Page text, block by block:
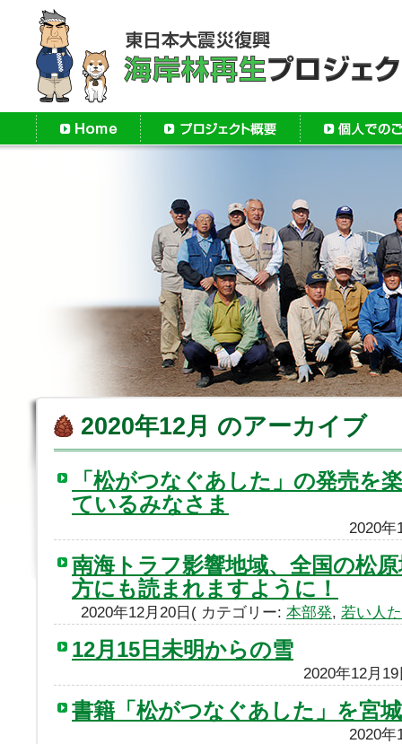
2020年12月 のアーカイブ
「松がつなぐあした」の発売を
ているみなさま
2020
南海トラフ影響地域、全国の松
方にも読まれますように！
2020年12月20日( カテゴリー: 本部発, 若い人
12月15日未明からの雪
2020年12月
書籍「松がつなぐあした」を宮
2020